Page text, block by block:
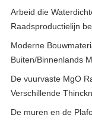
Arbeid die
Raadsproductielijn
Moderne
Buiten/Binnenlands
De vuurvaste MgO
Verschillende
De muren en de